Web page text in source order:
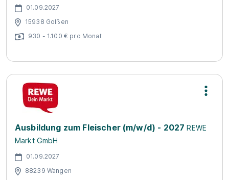
01.09.2027
15938 Golßen
930 - 1.100 € pro Monat
Ausbildung zum Fleischer (m/w/d) - 2027 REWE
Markt GmbH
01.09.2027
88239 Wangen